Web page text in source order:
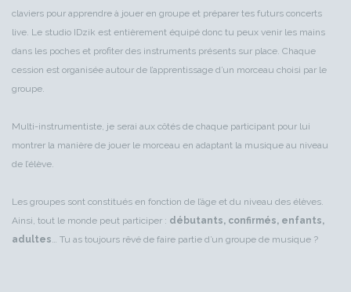
claviers pour apprendre à jouer en groupe et préparer tes futurs concerts
live. Le studio IDzik est entièrement équipé donc tu peux venir les mains
dans les poches et profiter des instruments présents sur place. Chaque
cession est organisée autour de l’apprentissage d’un morceau choisi par le
groupe.
Multi-instrumentiste, je serai aux côtés de chaque participant pour lui
montrer la manière de jouer le morceau en adaptant la musique au niveau
de l’élève.
Les groupes sont constitués en fonction de l’âge et du niveau des élèves.
Ainsi, tout le monde peut participer : débutants, confirmés, enfants,
adultes… Tu as toujours rêvé de faire partie d’un groupe de musique ?